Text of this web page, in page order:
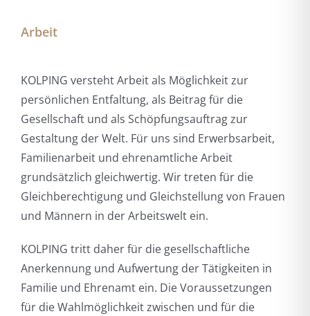
Arbeit
KOLPING versteht Arbeit als Möglichkeit zur
persönlichen Entfaltung, als Beitrag für die
Gesellschaft und als Schöpfungsauftrag zur
Gestaltung der Welt. Für uns sind Erwerbsarbeit,
Familienarbeit und ehrenamtliche Arbeit
grundsätzlich gleichwertig. Wir treten für die
Gleichberechtigung und Gleichstellung von Frauen
und Männern in der Arbeitswelt ein.
KOLPING tritt daher für die gesellschaftliche
Anerkennung und Aufwertung der Tätigkeiten in
Familie und Ehrenamt ein. Die Voraussetzungen
für die Wahlmöglichkeit zwischen und für die